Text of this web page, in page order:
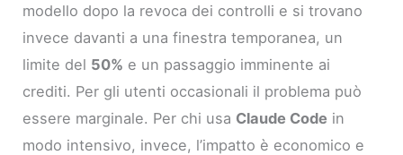
modello dopo la revoca dei controlli e si trovano
invece davanti a una finestra temporanea, un
limite del 50% e un passaggio imminente ai
crediti. Per gli utenti occasionali il problema può
essere marginale. Per chi usa Claude Code in
modo intensivo, invece, l’impatto è economico e